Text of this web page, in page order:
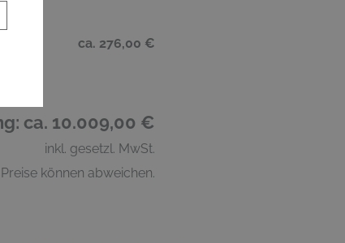
ca. 276,00 €
ca. 10.009,00 €
inkl. gesetzl. MwSt.
können abweichen.